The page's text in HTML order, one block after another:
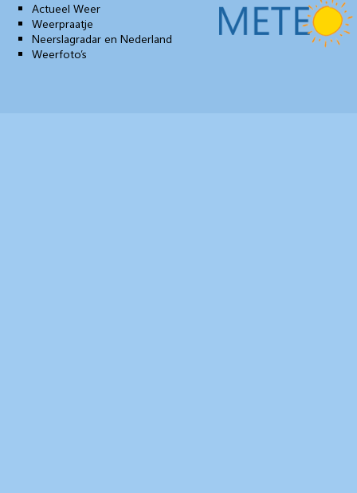
Actueel Weer
Weerpraatje
Neerslagradar en Nederland
Weerfoto’s